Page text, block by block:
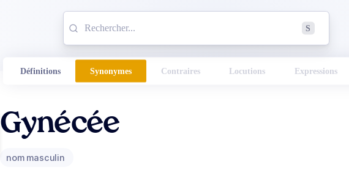
S
Définitions Synonymes Contraires Locutions Expressions
Gynécée
nom masculin